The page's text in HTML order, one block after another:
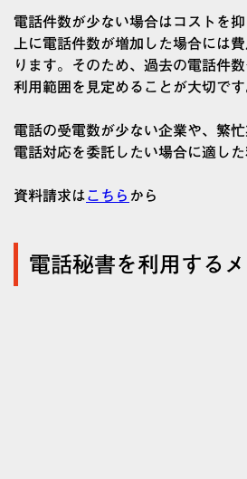
電話件数が少ない場合はコストを
上に電話件数が増加した場合には
ります。そのため、過去の電話件
利用範囲を見定めることが大切です
電話の受電数が少ない企業や、繁
電話対応を委託したい場合に適した
資料請求はこちら から
電話秘書を利用する